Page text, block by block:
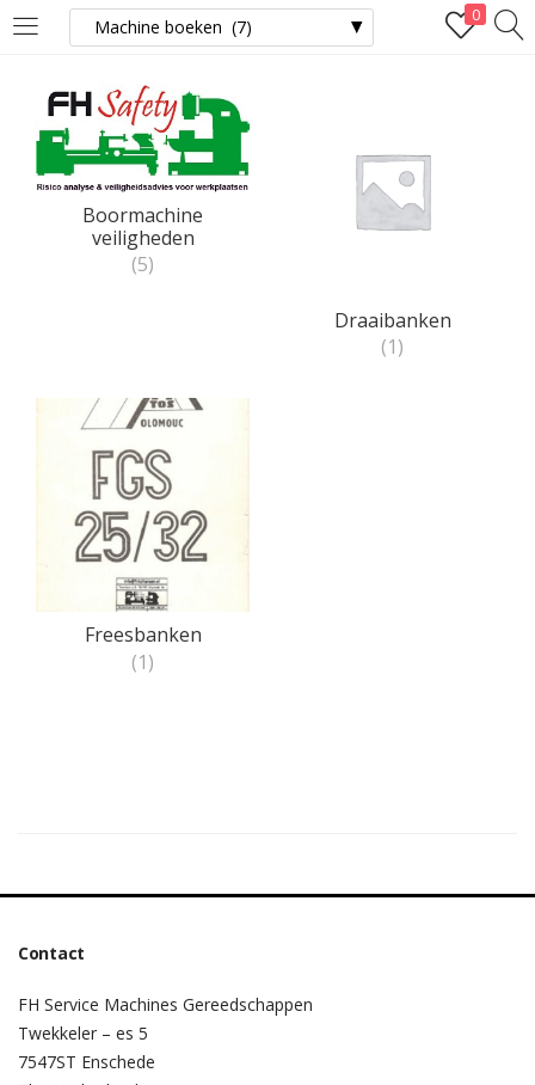
0
LOGIN
Enter your username and password to login.
Boormachine
veiligheden
(5)
Draaibanken
(1)
Freesbanken
(1)
Contact
FH Service Machines Gereedschappen
Twekkeler – es 5
7547ST Enschede